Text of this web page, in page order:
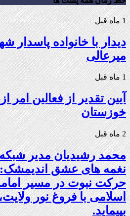
1 ماه قبل
دیدار با خانواده
میرعالی
1 ماه قبل
آیین تقدیر از فعالین امر
خوزستان
2 ماه قبل
محمد رشیدیان مدیر
نغمه های عشق اندیمشک:
حرکت نبوت در مسیر
اسلامی با فروغ نور
بپیماید.